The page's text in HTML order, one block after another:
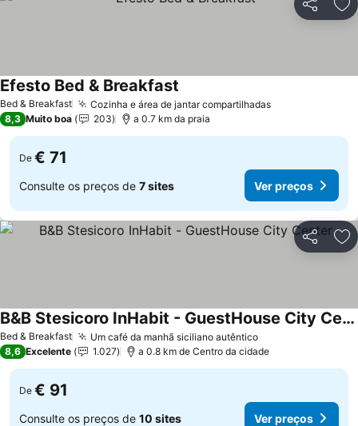
Partilhar
Bed & Breakfast Cozinha e área de jantar compartilhadasVer preços
Efesto Bed & Breakfast
8,3 Muito boa 203 a 0.7 km da praia
De € 71
Consulte os preços de 7 sites Ver preços
Partilhar
Bed & Breakfast Um café da manhã siciliano autênticoVer preços
B&B Stesicoro InHabit - GuestHouse City Center
Ver preços
8,6 Excelente 1.027 a 0.8 km de Centro da cidade
De € 91
Consulte os preços de 10 sites Ver preços